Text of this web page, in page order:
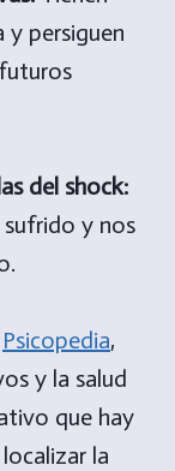
y persiguen
del shock:
sufrido y nos
Psicopedia,
y la salud
que hay
la